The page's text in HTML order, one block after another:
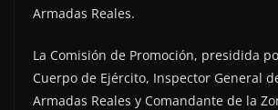
Armadas Reales.
La Comisión de Promoción, presidida
Cuerpo de Ejército, Inspector General
Armadas Reales y Comandante de la